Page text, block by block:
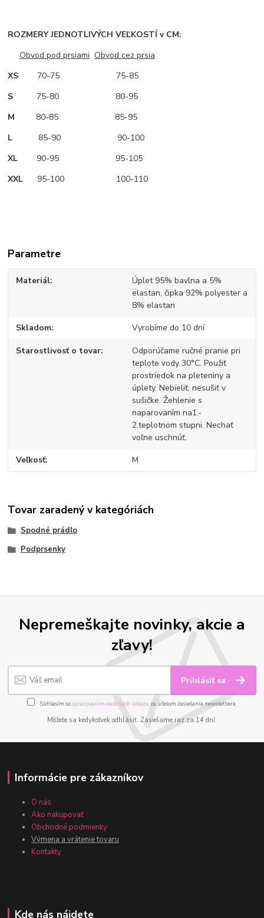
ROZMERY JEDNOTLIVÝCH VEĽKOSTÍ v CM:
Obvod pod prsiami Obvod cez prsia
XS 70-75 75-85
S 75-80 80-95
M 80-85 85-95
L 85-90 90-100
XL 90-95 95-105
XXL 95-100 100-110
Parametre
Materiál
Úplet 95% bavlna a 5%
elastan, čipka 92% polyester a
8% elastan
Skladom Vyrobíme do 10 dní
Starostlivosť o tovar
Odporúčame ručné pranie pri
teplote vody 30°C. Použiť
prostriedok na pleteniny a
úplety. Nebieliť, nesušiť v
sušičke. Žehlenie s
naparovaním na1.-
2.teplotnom stupni. Nechať
voľne uschnúť.
Veľkosť M
Tovar zaradený v kategóriách
Spodné prádlo
Podprsenky
Nepremeškajte novinky, akcie a
zľavy!
Prihlásiť sa
Súhlasím sospracovaním osobných údajov za účelom zasielania newslettera.
Môžete sa kedykoľvek odhlásiť. Zasielame raz za 14 dní.
Informácie pre zákazníkov
O nás
Ako nakupovať
Obchodné podmienky
Výmena a vrátenie tovaru
Kontakty
Kde nás nájdete